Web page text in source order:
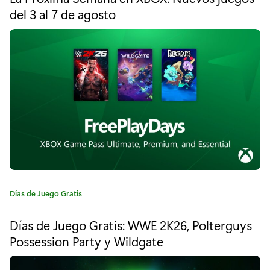
e
g
o
s
r
e
t
o
c
o
e
g
o
del 3 al 7 de agosto
C
e
g
o
Días de Juego Gratis
Días de Juego Gratis: WWE 2K26, Polterguys
Possession Party y Wildgate